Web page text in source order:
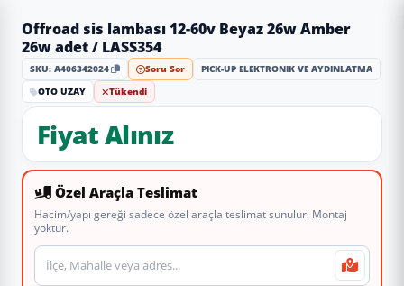
Offroad sis lambası 12-60v Beyaz 26w Amber
26w adet / LASS354
SKU: A406342024 Soru Sor
PICK-UP ELEKTRONIK VE AYDINLATMA
OTO UZAY
Tükendi
Fiyat Alınız
Özel Araçla Teslimat
Hacim/yapı gereği sadece özel araçla teslimat sunulur. Montaj
yoktur.
Teslimat veya montaj adresi